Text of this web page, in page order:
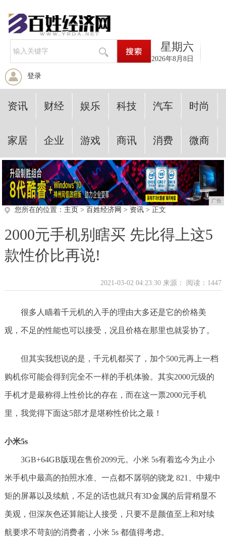
星期六
2026年8月8日
登录
资讯 财经 娱乐 科技 汽车 时尚
家居 企业 游戏 商讯 消费 微商
广告
您所在的位置： 主页 > 百姓经济网 > 资讯> 正文
2000元手机别瞎买 先比得上这5
款性价比再说!
2021-03-02 04:23:30 来源： 阅读：1447
很多人瞄着千元机的入手的理由大多还是它的价格美
观，不足的性能也可以接受，况且价格在那里也就妥协了。
但其实我想说的是，千元机都买了，加个500元再上一档
购机你可能会得到完全不一样的手机体验。其实2000元级的
手机才是最称得上性价比的存在，而在这一票2000元手机
里，我觉得下面这5部才是堪称性价比之最！
小米5s
3GB+64GB版现在售价2099元。小米 5s有着迄今为止小
米手机中最高的拍照水准、一点都不孱弱的骁龙 821、中规中
矩的屏幕以及续航，不足的话也就只有3D金属的后背稍显不
美观，但深灰色还算能让人接受，只要不是颜值至上和对续
航要求不苛刻的消费者，小米 5s 都值得考虑。